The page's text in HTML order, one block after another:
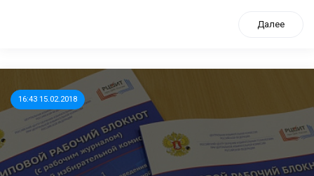
Далее
16:43 15.02.2018